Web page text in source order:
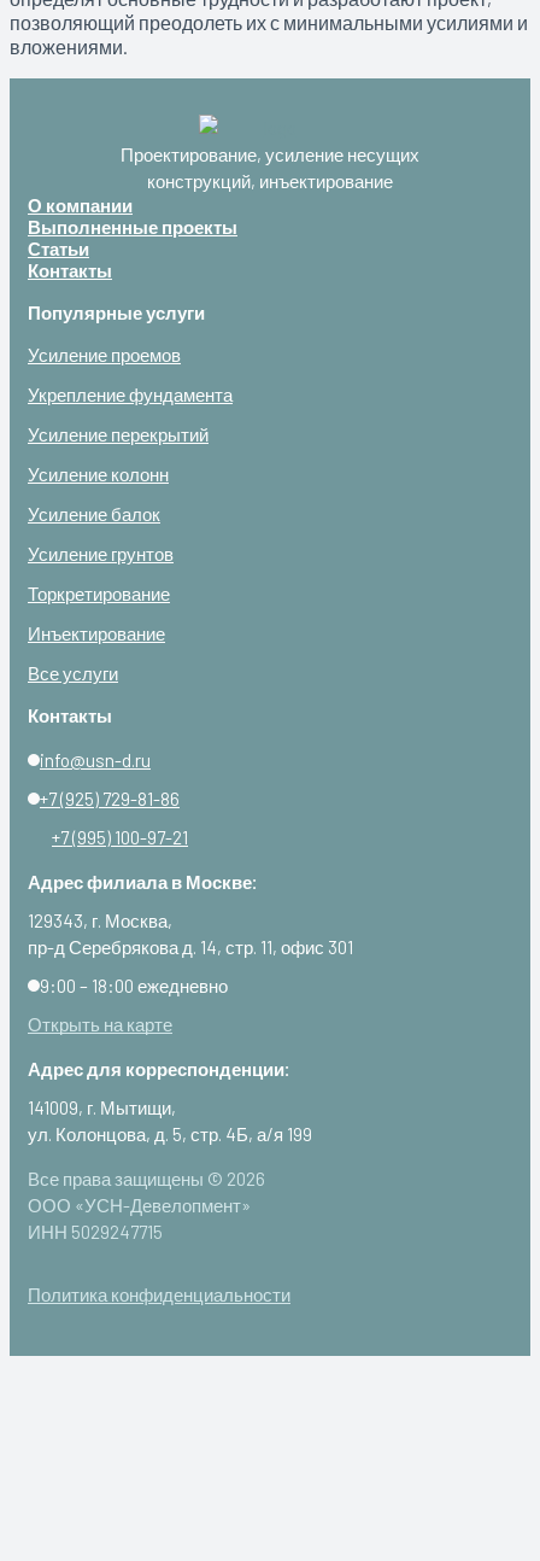
позволяющий преодолеть их с минимальными усилиями и
вложениями.
Проектирование, усиление несущих
конструкций, инъектирование
О компании
Выполненные проекты
Статьи
Контакты
Популярные услуги
Усиление проемов
Укрепление фундамента
Усиление перекрытий
Усиление колонн
Усиление балок
Усиление грунтов
Торкретирование
Инъектирование
Все услуги
Контакты
info@usn-d.ru
+7 (925) 729-81-86
+7 (995) 100-97-21
Адрес филиала в Москве:
129343, г. Москва,
пр-д Серебрякова д. 14, стр. 11, офис 301
9:00 – 18:00 ежедневно
Открыть на карте
Адрес для корреспонденции:
141009, г. Мытищи,
ул. Колонцова, д. 5, стр. 4Б, а/я 199
Все права защищены © 2026
ООО «УСН-Девелопмент»
ИНН 5029247715
Политика конфиденциальности